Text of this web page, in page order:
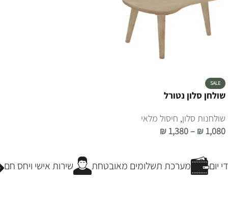
SALE
שולחן סלון נטורל
שולחנות סלון, חיסול מלאי
₪ 1,080
–
₪ 1,380
שירות אישי ויחס חם מערכת תשלומים מאובטחת יום